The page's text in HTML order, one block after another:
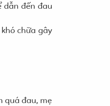
dẫn đến đau
chữa gây
quá đau, mẹ